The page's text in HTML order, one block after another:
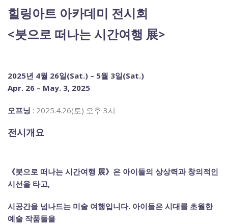
힐링아트 아카데미 전시회
<붓으로 떠나는 시간여행 展>
2025년 4월 26일(Sat.) – 5월 3일(Sat.)
Apr. 26 – May. 3, 2025
오프닝 : 2025.4.26(토) 오후 3시
전시개요
《붓으로 떠나는 시간여행 展》은 아이들의 상상력과 창의적인
시선을 타고,
시공간을 넘나드는 미술 여행입니다. 아이들은 시대를 초월한
예술 작품들을